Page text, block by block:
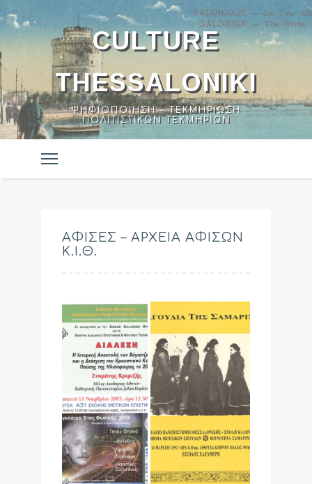
CULTURE
THESSALONIKI
ΨΗΦΙΟΠΟΊΗΣΗ - ΤΕΚΜΗΡΊΩΣΗ
ΠΟΛΙΤΙΣΤΙΚΏΝ ΤΕΚΜΗΡΊΩΝ
ΑΦΊΣΕΣ – ΑΡΧΕΊΑ ΑΦΙΣΏΝ
Κ.Ι.Θ.